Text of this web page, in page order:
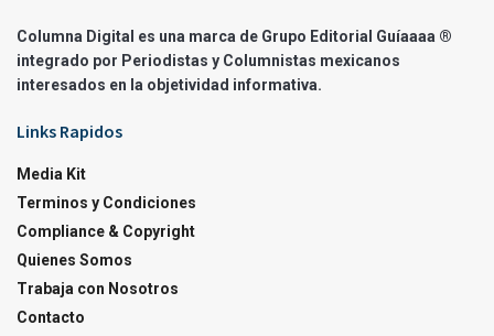
Columna Digital es una marca de Grupo Editorial Guíaaaa ®
integrado por Periodistas y Columnistas mexicanos
interesados en la objetividad informativa.
Links Rapidos
Media Kit
Terminos y Condiciones
Compliance & Copyright
Quienes Somos
Trabaja con Nosotros
Contacto